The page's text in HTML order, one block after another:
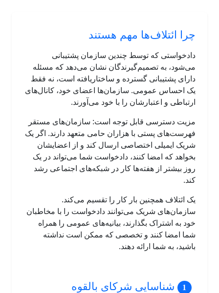
چرا ائتلاف‌ها مهم هستند
دادخواستی که توسط چندین سازمان پشتیبانی
می‌شود، به تصمیم‌گیرندگان نشان می‌دهد که مسئله
دارای پشتیبانی گسترده و ساختاریافته است، نه فقط
یک احساس عمومی. سازمان‌ها اعضای خود، کانال‌های
ارتباطی و اعتبارشان را با خود می‌آورند.
مزیت دسترسی قابل توجه است: سازمان‌های مستقر
فهرست‌های پستی با هزاران حامی متعهد دارند. اگر یک
شریک ایمیلی اختصاصی ارسال کند و از اعضایشان
بخواهد که امضا کنند، دادخواست شما می‌تواند در یک
روز بیشتر از هفته‌ها کار در شبکه‌های اجتماعی رشد
کند.
یک ائتلاف همچنین بار کار را تقسیم می‌کند.
سازمان‌های شریک می‌توانند دادخواست را با مخاطبان
خود به اشتراک بگذارند، بیانیه‌های عمومی را همراه
شما امضا کنند و تخصصی که ممکن است نداشته
باشید، به شما ارائه دهند.
شناسایی شرکای بالقوه